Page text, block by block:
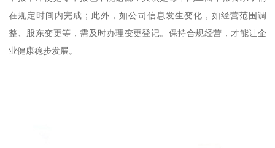
在规定时间内完成；此外，如公司信息发生变化，如经营范围调
整、股东变更等，需及时办理变更登记。保持合规经营，才能让企
业健康稳步发展。